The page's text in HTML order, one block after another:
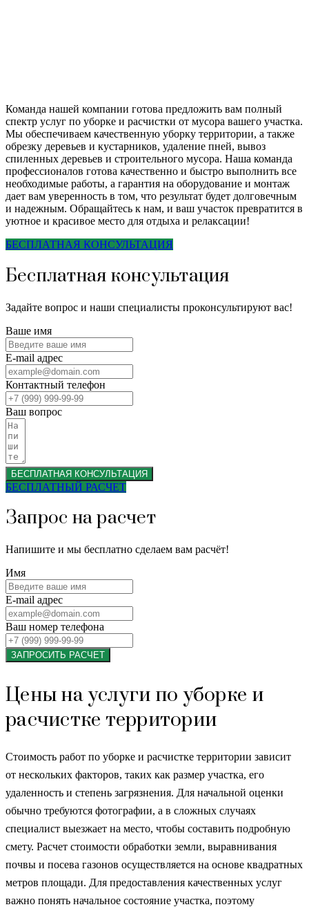
Команда нашей компании готова предложить вам полный
спектр услуг по уборке и расчистки от мусора вашего участка.
Мы обеспечиваем качественную уборку территории, а также
обрезку деревьев и кустарников, удаление пней, вывоз
спиленных деревьев и строительного мусора. Наша команда
профессионалов готова качественно и быстро выполнить все
необходимые работы, а гарантия на оборудование и монтаж
дает вам уверенность в том, что результат будет долговечным
и надежным. Обращайтесь к нам, и ваш участок превратится в
уютное и красивое место для отдыха и релаксации!
БЕСПЛАТНАЯ КОНСУЛЬТАЦИЯ
Бесплатная консультация
Задайте вопрос и наши специалисты проконсультируют вас!
Ваше имя
E-mail адрес
Контактный телефон
Ваш вопрос
БЕСПЛАТНАЯ КОНСУЛЬТАЦИЯ
БЕСПЛАТНЫЙ РАСЧЕТ
Запрос на расчет
Напишите и мы бесплатно сделаем вам расчёт!
Имя
E-mail адрес
Ваш номер телефона
ЗАПРОСИТЬ РАСЧЕТ
Цены на услуги по уборке и
расчистке территории
Стоимость работ по уборке и расчистке территории зависит
от нескольких факторов, таких как размер участка, его
удаленность и степень загрязнения. Для начальной оценки
обычно требуются фотографии, а в сложных случаях
специалист выезжает на место, чтобы составить подробную
смету. Расчет стоимости обработки земли, выравнивания
почвы и посева газонов осуществляется на основе квадратных
метров площади. Для предоставления качественных услуг
важно понять начальное состояние участка, поэтому